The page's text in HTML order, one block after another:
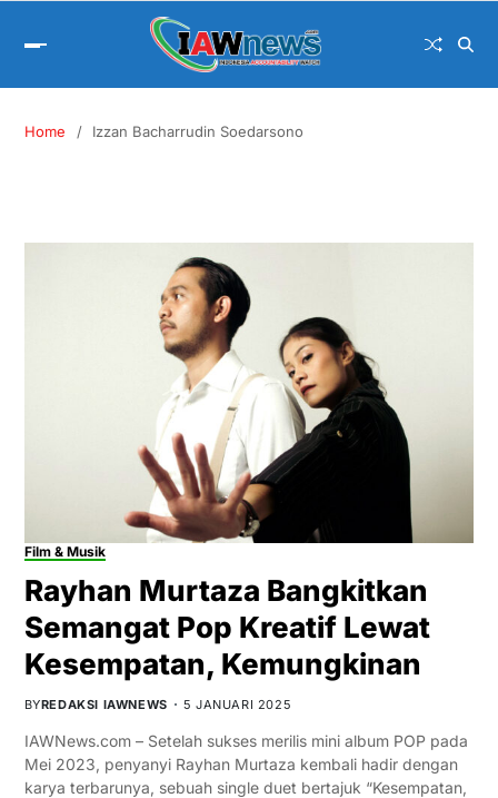
Home Izzan Bacharrudin Soedarsono
Film & Musik
Rayhan Murtaza Bangkitkan
Semangat Pop Kreatif Lewat
Kesempatan, Kemungkinan
BYREDAKSI IAWNEWS 5 JANUARI 2025
IAWNews.com – Setelah sukses merilis mini album POP pada
Mei 2023, penyanyi Rayhan Murtaza kembali hadir dengan
karya terbarunya, sebuah single duet bertajuk “Kesempatan,